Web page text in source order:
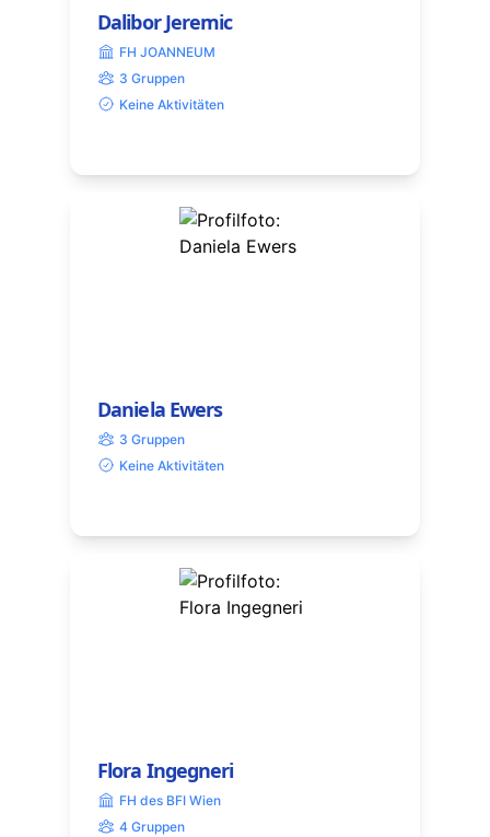
Dalibor Jeremic
FH JOANNEUM
3 Gruppen
Keine Aktivitäten
Daniela Ewers
3 Gruppen
Keine Aktivitäten
Flora Ingegneri
FH des BFI Wien
4 Gruppen